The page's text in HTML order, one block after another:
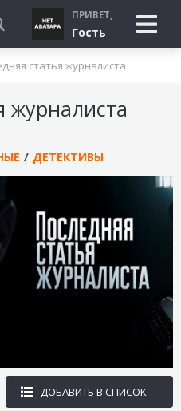
ПРИВЕТ,
Гость
статья журналиста
журналиста
/ ДЕТЕКТИВЫ
ДОБАВИТЬ В СПИСОК